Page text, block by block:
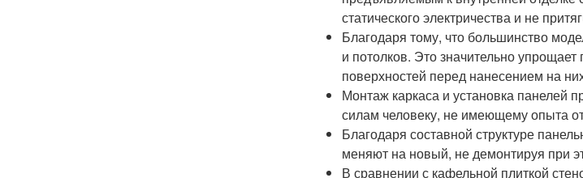
статического электричества и не
Благодаря тому, что большинство
и потолков. Это значительно
поверхностей перед нанесением на
Монтаж каркаса и установка панелей
силам человеку, не имеющему опыта
Благодаря составной структуре
меняют на новый, не демонтируя при
В сравнении с кафельной плиткой